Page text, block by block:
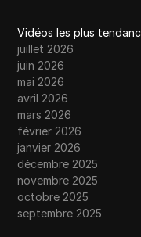
Vidéos les plus
juillet 2026
juin 2026
mai 2026
avril 2026
mars 2026
février 2026
janvier 2026
décembre 2025
novembre 2025
octobre 2025
septembre 2025